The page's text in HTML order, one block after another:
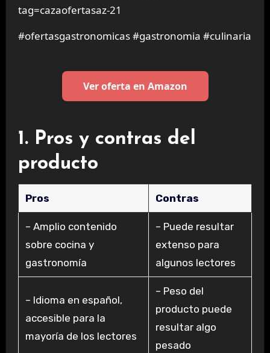
tag=cazaofertasaz-21
#ofertasgastronomicas #gastronomia #culinaria
Ver oferta en Amazon
1. Pros y contras del
producto
Pros Contras
– Amplio contenido
sobre cocina y
gastronomía
– Puede resultar
extenso para
algunos lectores
– Idioma en español,
accesible para la
mayoría de los lectores
– Peso del
producto puede
resultar algo
pesado